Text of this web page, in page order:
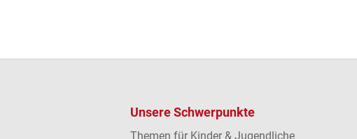
Unsere Schwerpunkte
Themen für Kinder & Jugendliche